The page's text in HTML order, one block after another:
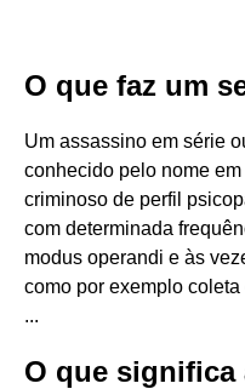
O que faz um
Um assassino em série
conhecido pelo nome
criminoso de perfil
com determinada
modus operandi e às
como por exemplo
...
O que significa